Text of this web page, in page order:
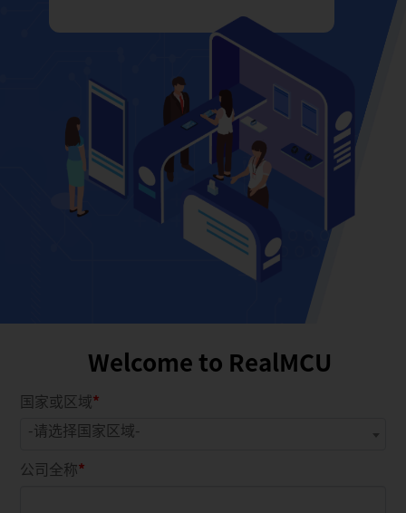
Welcome to RealMCU
国家或区域
-请选择国家区域-
公司全称